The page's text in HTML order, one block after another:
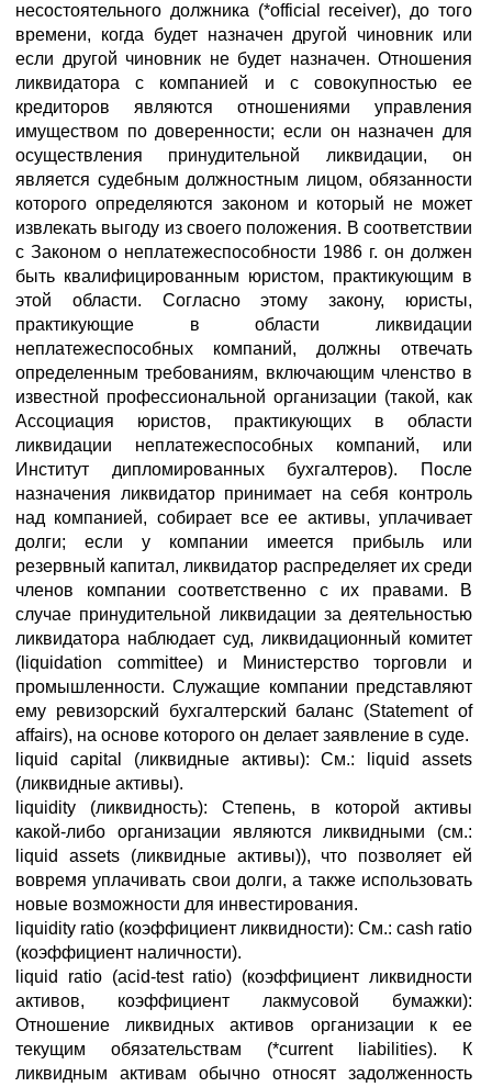
несостоятельного должника (*official receiver), до того
времени, когда будет назначен другой чиновник или
если другой чиновник не будет назначен. Отношения
ликвидатора с компанией и с совокупностью ее
кредиторов являются отношениями управления
имуществом по доверенности; если он назначен для
осуществления принудительной ликвидации, он
является судебным должностным лицом, обязанности
которого определяются законом и который не может
извлекать выгоду из своего положения. В соответствии
с Законом о неплатежеспособности 1986 г. он должен
быть квалифицированным юристом, практикующим в
этой области. Согласно этому закону, юристы,
практикующие в области ликвидации
неплатежеспособных компаний, должны отвечать
определенным требованиям, включающим членство в
известной профессиональной организации (такой, как
Ассоциация юристов, практикующих в области
ликвидации неплатежеспособных компаний, или
Институт дипломированных бухгалтеров). После
назначения ликвидатор принимает на себя контроль
над компанией, собирает все ее активы, уплачивает
долги; если у компании имеется прибыль или
резервный капитал, ликвидатор распределяет их среди
членов компании соответственно с их правами. В
случае принудительной ликвидации за деятельностью
ликвидатора наблюдает суд, ликвидационный комитет
(liquidation committee) и Министерство торговли и
промышленности. Служащие компании представляют
ему ревизорский бухгалтерский баланс (Statement of
affairs), на основе которого он делает заявление в суде.
liquid capital (ликвидные активы): См.: liquid assets
(ликвидные активы).
liquidity (ликвидность): Степень, в которой активы
какой-либо организации являются ликвидными (см.:
liquid assets (ликвидные активы)), что позволяет ей
вовремя уплачивать свои долги, а также использовать
новые возможности для инвестирования.
liquidity ratio (коэффициент ликвидности): См.: cash ratio
(коэффициент наличности).
liquid ratio (acid-test ratio) (коэффициент ликвидности
активов, коэффициент лакмусовой бумажки):
Отношение ликвидных активов организации к ее
текущим обязательствам (*current liabilities). К
ликвидным активам обычно относят задолженность